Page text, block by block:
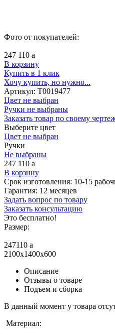
Фото от покупателей:
247 110 a
В корзину
Купить в 1 клик
Хочу купить, но нужно...
Артикул: Т0019477
Цвет не выбран
Ручки не выбраны
Заказать товар по своему
Выберите цвет
Цвет не выбран
Ручки
Не выбраны
247 110 a
В корзину
Срок изготовления: 10-15
Гарантия: 12 месяцев
Задать вопрос по товару
Заказать консультацию
Это бесплатно!
Размер:
247110 a
2100x1400x600
Описание
Отзывы о товаре
Подъем и сборка
В данный момент у товара
Материал: